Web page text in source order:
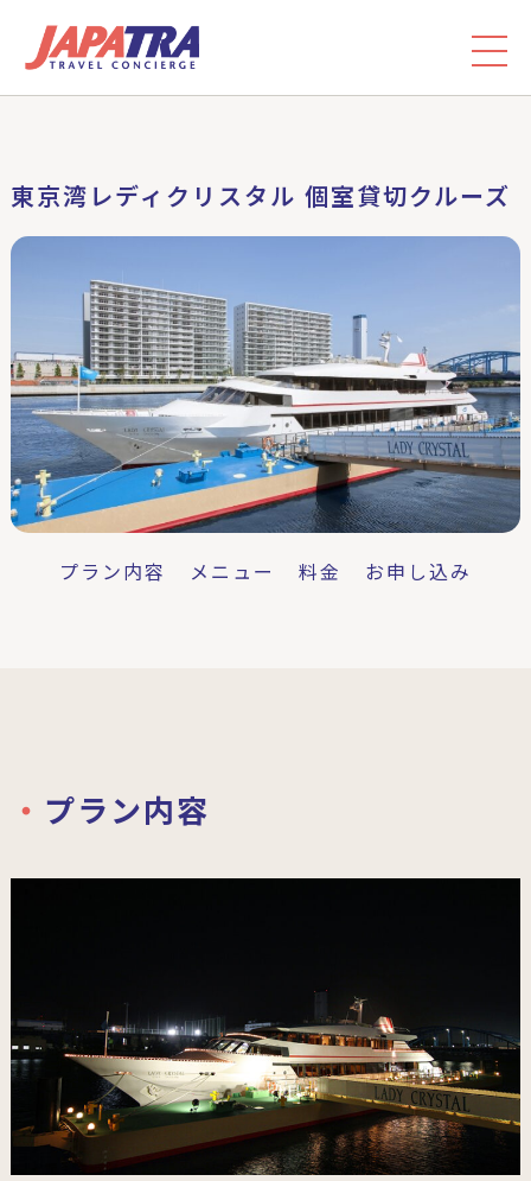
東京湾レディクリスタル 個室貸切クルーズ
プラン内容 メニュー 料金 お申し込み
プラン内容